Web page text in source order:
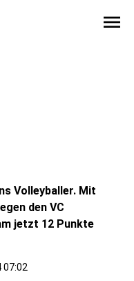
menu
Volleyballer. Mit
den VC
jetzt 12 Punkte
07:02